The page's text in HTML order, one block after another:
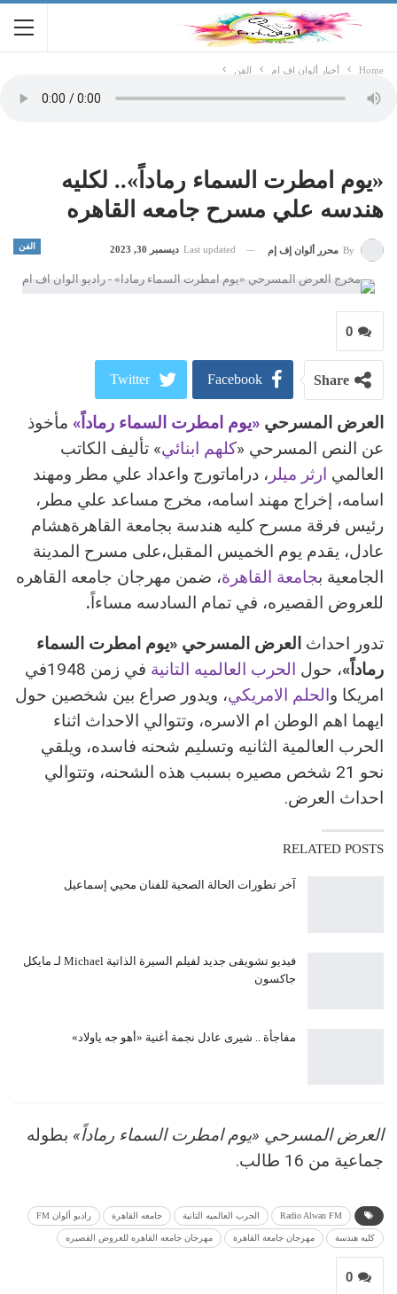
Home أخبار ألوان اف ام الفن
«يوم امطرت السماء رماداً».. لكليه
هندسه علي مسرح جامعه القاهره
الفن By محرر ألوان إف إم Last updated ديسمبر 30, 2023
0
Share
Facebook
Twitter
Google+
ReddIt
WhatsApp
Pinterest
البريد الالكتروني
العرض المسرحي «يوم امطرت السماء رماداً» مأخوذ
عن النص المسرحي «كلهم ابنائي» تأليف الكاتب
العالمي ارثر ميلر ، دراماتورج واعداد علي مطر ومهند
اسامه، إخراج مهند اسامه، مخرج مساعد علي مطر،
رئيس فرقة مسرح كليه هندسة بجامعة القاهرةهشام
عادل، يقدم يوم الخميس المقبل،على مسرح المدينة
الجامعية بجامعة القاهرة، ضمن مهرجان جامعه القاهره
للعروض القصيره، في تمام السادسه مساءاً.
تدور احداث العرض المسرحي «يوم امطرت السماء
رماداً»، حول الحرب العالميه التانية
في زمن 1948في
امريكا والحلم الامريكي، ويدور صراع بين شخصين حول
ايهما اهم الوطن ام الاسره، وتتوالي الاحداث اثناء
الحرب العالمية الثانيه وتسليم شحنه فاسده، ويلقي
نحو 21 شخص مصيره بسبب هذه الشحنه، وتتوالي
احداث العرض.
RELATED POSTS
آخر تطورات الحالة الصحية للفنان محيي إسماعيل
فيديو تشويقى جديد لفيلم السيرة الذاتية Michael لـ مايكل
جاكسون
مفاجأة .. شيرى عادل نجمة أغنية «أهو جه ياولاد»
العرض المسرحي «يوم امطرت السماء رماداً» بطوله
جماعية من 16 طالب.
Radio Alwan FM الحرب العالميه التانية جامعه القاهرة راديو ألوان FM
كليه هندسة مهرجان جامعة القاهرة مهرجان جامعه القاهره للعروض القصيره
0